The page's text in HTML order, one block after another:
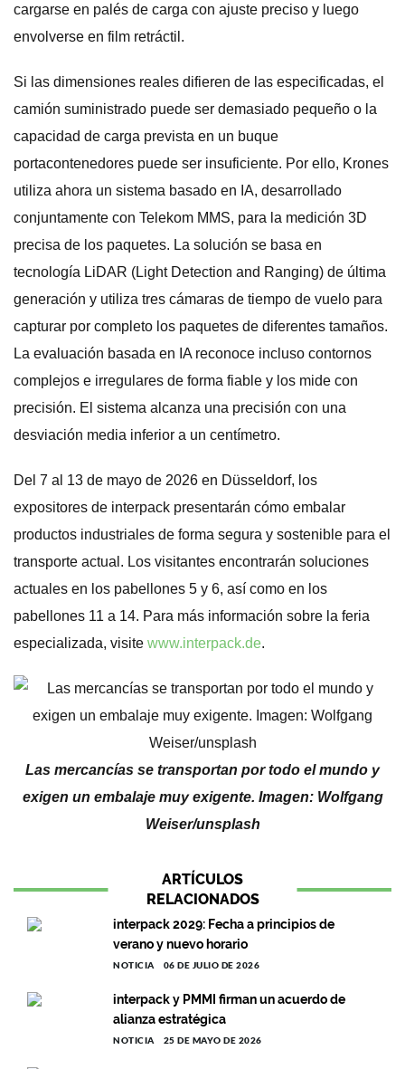
cargarse en palés de carga con ajuste preciso y luego
envolverse en film retráctil.
Si las dimensiones reales difieren de las especificadas, el
camión suministrado puede ser demasiado pequeño o la
capacidad de carga prevista en un buque
portacontenedores puede ser insuficiente. Por ello, Krones
utiliza ahora un sistema basado en IA, desarrollado
conjuntamente con Telekom MMS, para la medición 3D
precisa de los paquetes. La solución se basa en
tecnología LiDAR (Light Detection and Ranging) de última
generación y utiliza tres cámaras de tiempo de vuelo para
capturar por completo los paquetes de diferentes tamaños.
La evaluación basada en IA reconoce incluso contornos
complejos e irregulares de forma fiable y los mide con
precisión. El sistema alcanza una precisión con una
desviación media inferior a un centímetro.
Del 7 al 13 de mayo de 2026 en Düsseldorf, los
expositores de interpack presentarán cómo embalar
productos industriales de forma segura y sostenible para el
transporte actual. Los visitantes encontrarán soluciones
actuales en los pabellones 5 y 6, así como en los
pabellones 11 a 14. Para más información sobre la feria
especializada, visite www.interpack.de.
Las mercancías se transportan por todo el mundo y
exigen un embalaje muy exigente. Imagen: Wolfgang
Weiser/unsplash
ARTÍCULOS
RELACIONADOS
interpack 2029: Fecha a principios de
verano y nuevo horario
NOTICIA 06 DE JULIO DE 2026
interpack y PMMI firman un acuerdo de
alianza estratégica
NOTICIA 25 DE MAYO DE 2026